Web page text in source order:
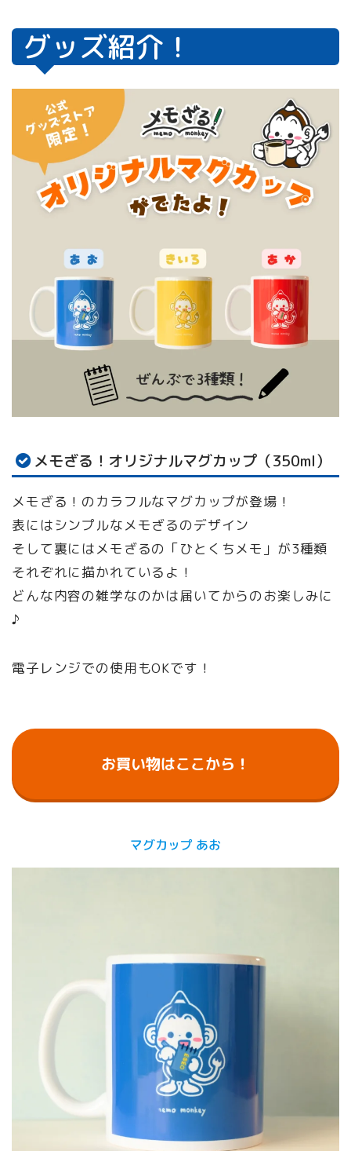
グッズ紹介！
メモざる！オリジナルマグカップ（350ml）
メモざる！のカラフルなマグカップが登場！
表にはシンプルなメモざるのデザイン
そして裏にはメモざるの「ひとくちメモ」が3種類
それぞれに描かれているよ！
どんな内容の雑学なのかは届いてからのお楽しみに
♪
電子レンジでの使用もOKです！
お買い物はここから！
マグカップ あお